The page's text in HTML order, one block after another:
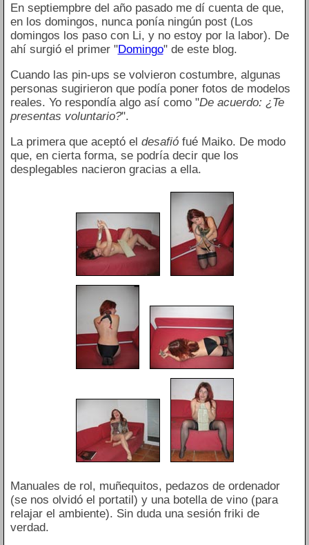
En septiempbre del año pasado me dí cuenta de que,
en los domingos, nunca ponía ningún post (Los
domingos los paso con Li, y no estoy por la labor). De
ahí surgió el primer "Domingo" de este blog.
Cuando las pin-ups se volvieron costumbre, algunas
personas sugirieron que podía poner fotos de modelos
reales. Yo respondía algo así como "De acuerdo: ¿Te
presentas voluntario?".
La primera que aceptó el desafiófué Maiko. De modo
que, en cierta forma, se podría decir que los
desplegables nacieron gracias a ella.
Manuales de rol, muñequitos, pedazos de ordenador
(se nos olvidó el portatil) y una botella de vino (para
relajar el ambiente). Sin duda una sesión friki de
verdad.